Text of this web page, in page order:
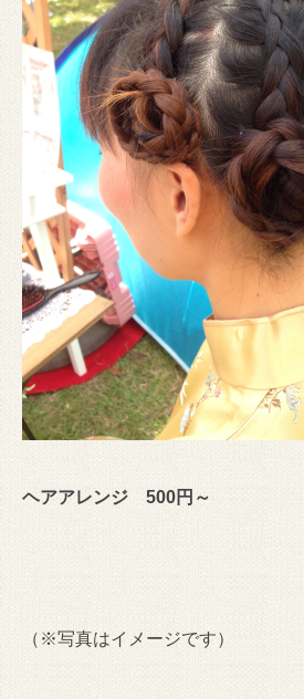
ヘアアレンジ 500円～
（※写真はイメージです）